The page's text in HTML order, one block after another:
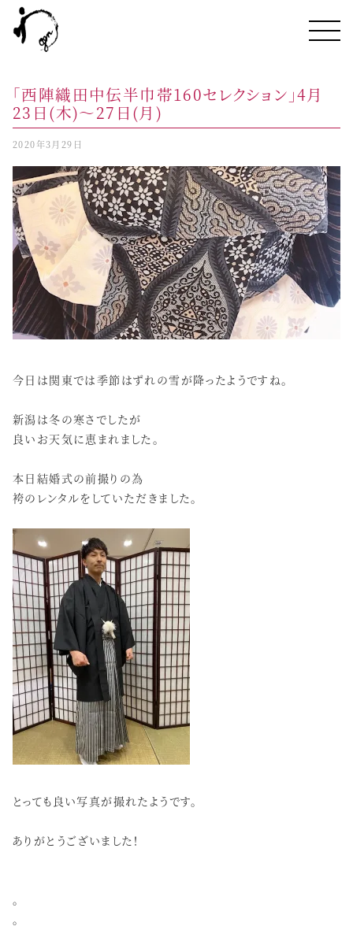
「西陣織田中伝半巾帯160セレクション」4月
23日(木)～27日(月)
2020年3月29日
今日は関東では季節はずれの雪が降ったようですね。
新潟は冬の寒さでしたが
良いお天気に恵まれました。
本日結婚式の前撮りの為
袴のレンタルをしていただきました。
とっても良い写真が撮れたようです。
ありがとうございました！
。
。